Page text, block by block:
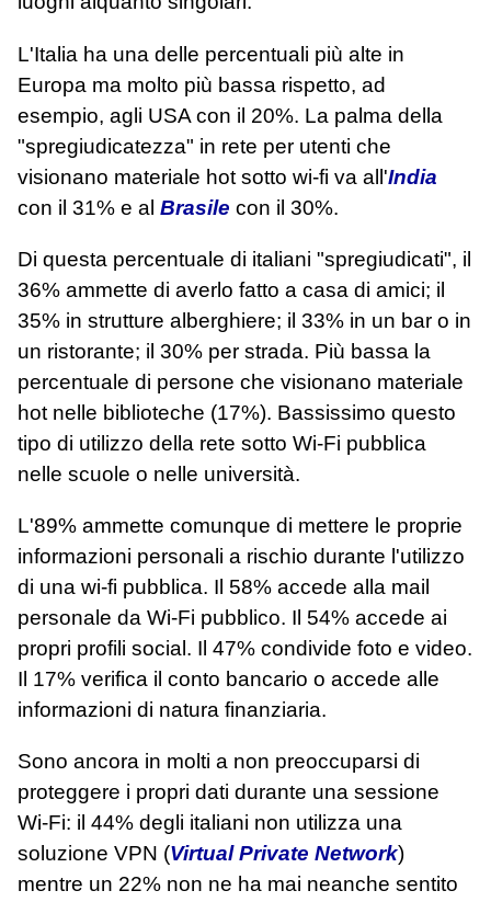
L'Italia ha una delle percentuali più alte in
Europa ma molto più bassa rispetto, ad
esempio, agli USA con il 20%. La palma della
"spregiudicatezza" in rete per utenti che
visionano materiale hot sotto wi-fi va all'India
con il 31% e al Brasile con il 30%.
Di questa percentuale di italiani "spregiudicati", il
36% ammette di averlo fatto a casa di amici; il
35% in strutture alberghiere; il 33% in un bar o in
un ristorante; il 30% per strada. Più bassa la
percentuale di persone che visionano materiale
hot nelle biblioteche (17%). Bassissimo questo
tipo di utilizzo della rete sotto Wi-Fi pubblica
nelle scuole o nelle università.
L'89% ammette comunque di mettere le proprie
informazioni personali a rischio durante l'utilizzo
di una wi-fi pubblica. Il 58% accede alla mail
personale da Wi-Fi pubblico. Il 54% accede ai
propri profili social. Il 47% condivide foto e video.
Il 17% verifica il conto bancario o accede alle
informazioni di natura finanziaria.
Sono ancora in molti a non preoccuparsi di
proteggere i propri dati durante una sessione
Wi-Fi: il 44% degli italiani non utilizza una
soluzione VPN (Virtual Private Network)
mentre un 22% non ne ha mai neanche sentito